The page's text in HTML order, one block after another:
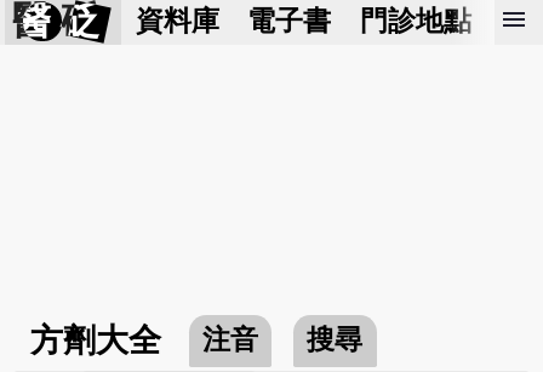
醫 砭 資料庫 電子書 門診地點 預
menu
方劑大全 注音 搜尋